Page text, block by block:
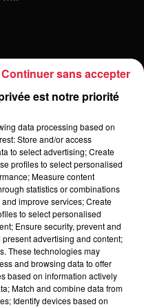
en Alsace : les
pour rouler à...
d’une
16 ans
après SensoRied,
est notre priorité
data processing based on
Store and/or access
to select advertising; Create
profiles to select personalised
Measure content
statistics or combinations
improve services; Create
to select personalised
Ensure security, prevent and
advertising and content;
These technologies may
and browsing data to offer
based on information actively
Match and combine data from
Identify devices based on
Continuer sans accepter